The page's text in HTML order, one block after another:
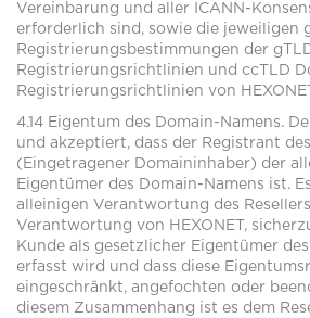
Vereinbarung und aller ICANN-
erforderlich sind, sowie die jeweiligen
Registrierungsbestimmungen der
Registrierungsrichtlinien und ccTLD
Registrierungsrichtlinien von
4.14 Eigentum des Domain-Namens.
und akzeptiert, dass der Registrant
(Eingetragener Domaininhaber) der
Eigentümer des Domain-Namens ist.
alleinigen Verantwortung des
Verantwortung von HEXONET,
Kunde als gesetzlicher Eigentümer
erfasst wird und dass diese
eingeschränkt, angefochten oder
diesem Zusammenhang ist es dem